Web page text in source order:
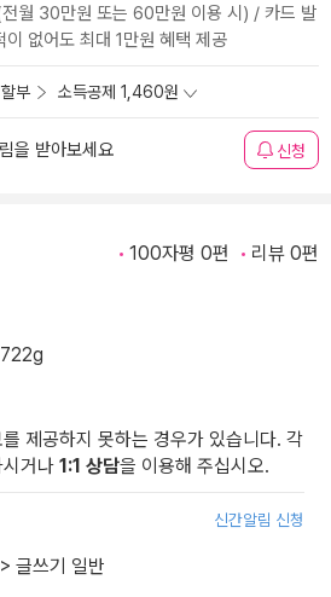
월 30만원 또는 60만원 이용 시) / 카드 발
없어도 최대 1만원 혜택 제공
부 소득공제 1,460원
을 받아보세요 신청
100자평 0편 리뷰 0편
722g
제공하지 못하는 경우가 있습니다. 각
거나 1:1 상담을 이용해 주십시오.
신간알림 신청
> 글쓰기 일반